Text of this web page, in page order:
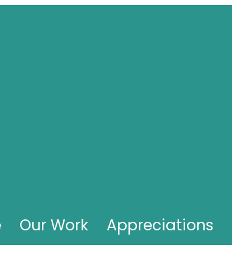
Our Work Appreciations